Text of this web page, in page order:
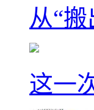
从“
这一